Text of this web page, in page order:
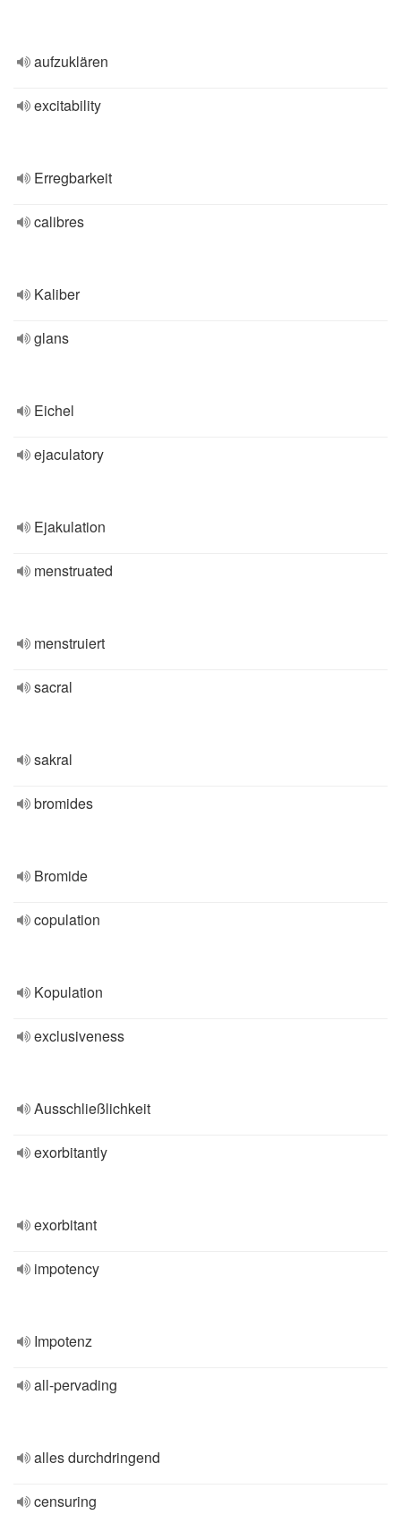
aufzuklären
excitability
Erregbarkeit
calibres
Kaliber
glans
Eichel
ejaculatory
Ejakulation
menstruated
menstruiert
sacral
sakral
bromides
Bromide
copulation
Kopulation
exclusiveness
Ausschließlichkeit
exorbitantly
exorbitant
impotency
Impotenz
all-pervading
alles durchdringend
censuring